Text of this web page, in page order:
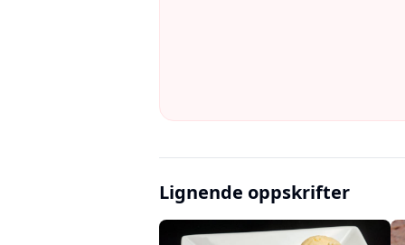
Lignende oppskrifter